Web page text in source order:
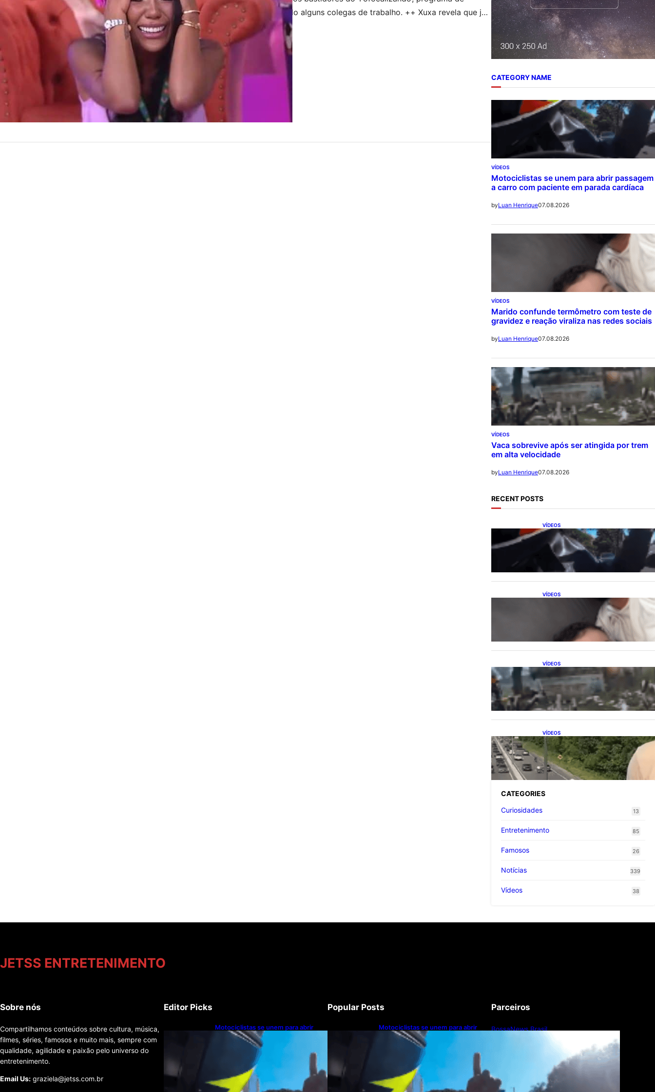
fofocas do SBT, estaria desagradando alguns colegas de trabalho. ++ Xuxa revela que já
pensou em deixar o Brasil após ataques contra gays: “Vontade de sumir” Segundo
informações da colunista Carla Bittencourt, do portal LeoDias, o climão teria sido
fortalecdo dias após o comentário…
by Luís Gusttavo 05.08.2026
CATEGORY NAME
VÍDEOS
Motociclistas se unem para abrir passagem
a carro com paciente em parada cardíaca
byLuan Henrique07.08.2026
VÍDEOS
Marido confunde termômetro com teste de
gravidez e reação viraliza nas redes sociais
byLuan Henrique07.08.2026
VÍDEOS
Vaca sobrevive após ser atingida por trem
em alta velocidade
byLuan Henrique07.08.2026
RECENT POSTS
VÍDEOS
Motociclistas se unem para
abrir passagem a carro com
paciente em parada cardíaca
VÍDEOS
Marido confunde termômetro
com teste de gravidez e reação
viraliza nas redes sociais
VÍDEOS
Vaca sobrevive após ser
atingida por trem em alta
velocidade
VÍDEOS
Repórter flagra acidente de
trânsito ao vivo enquanto
gravava reportagem
CATEGORIES
Curiosidades
13
Entretenimento 85
Famosos 26
Notícias 339
Vídeos 38
JETSS ENTRETENIMENTO
Sobre nós
Compartilhamos conteúdos sobre cultura, música,
filmes, séries, famosos e muito mais, sempre com
qualidade, agilidade e paixão pelo universo do
entretenimento.
Email Us: graziela@jetss.com.br
Editor Picks
Motociclistas se unem para abrir
passagem a carro com paciente em
parada cardíaca
Popular Posts
Motociclistas se unem para abrir
passagem a carro com paciente em
parada cardíaca
Parceiros
BossaNews Brasil